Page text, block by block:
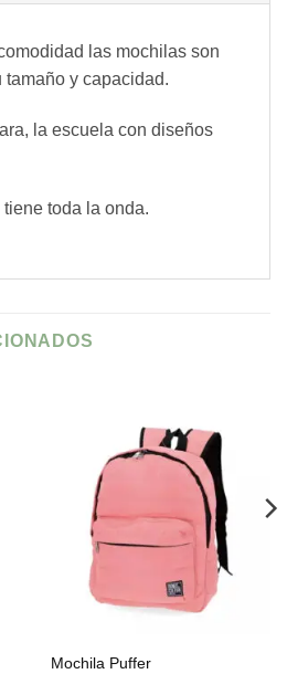
las mochilas son
tamaño y capacidad.
la escuela con diseños
toda la onda.
Mochila Puffer